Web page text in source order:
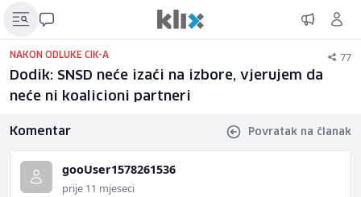
NAKON ODLUKE CIK-A 77
Dodik: SNSD neće izaći na izbore, vjerujem da
neće ni koalicioni partneri
Komentar Povratak na članak
gooUser1578261536
prije 11 mjeseci